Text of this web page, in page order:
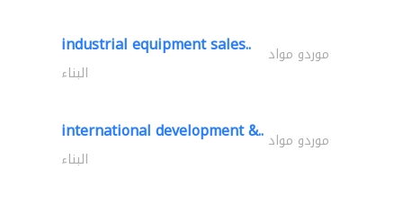
industrial equipment sales.. موردو مواد
البناء
international development &.. موردو مواد
البناء